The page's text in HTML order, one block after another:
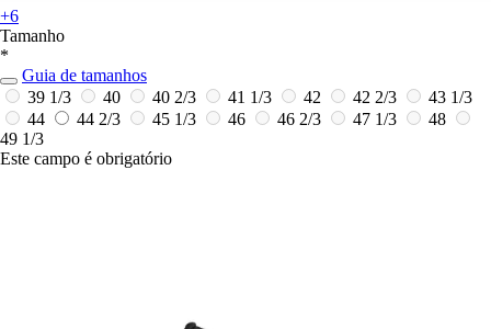
+6
Tamanho
*
Guia de tamanhos
39 1/3
40 40 2/3 41 1/3 42 42 2/3
43 1/3
44
44 2/3 45 1/3 46 46 2/3 47 1/3
48
49 1/3
Este campo é obrigatório